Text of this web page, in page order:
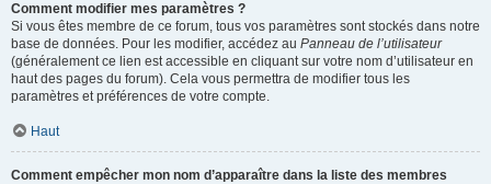
Comment modifier mes paramètres ?
Si vous êtes membre de ce forum, tous vos paramètres sont stockés dans notre
base de données. Pour les modifier, accédez au Panneau de l’utilisateur
(généralement ce lien est accessible en cliquant sur votre nom d’utilisateur en
haut des pages du forum). Cela vous permettra de modifier tous les
paramètres et préférences de votre compte.
Haut
Comment empêcher mon nom d’apparaître dans la liste des membres